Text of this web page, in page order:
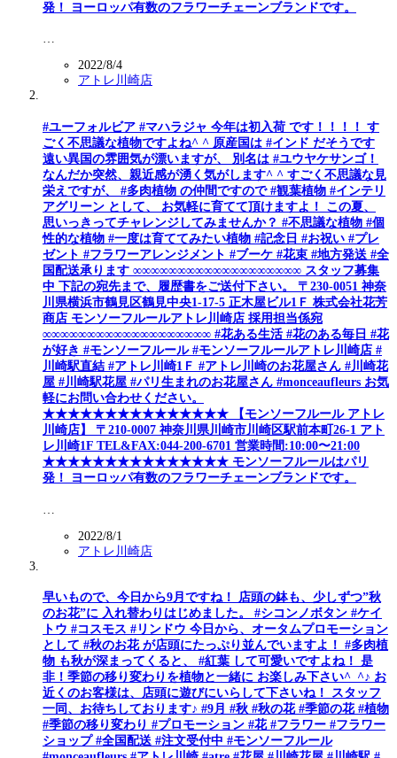
発！ ヨーロッパ有数のフラワーチェーンブランドです。
…
2022/8/4
アトレ川崎店
#ユーフォルビア #マハラジャ 今年は初入荷 です！！！！ す
ごく不思議な植物ですよね^ ^ 原産国は #インド だそうです
遠い異国の雰囲気が漂いますが、 別名は #ユウヤケサンゴ！
なんだか突然、親近感が湧く気がします^ ^ すごく不思議な見
栄えですが、 #多肉植物 の仲間ですので #観葉植物 #インテリ
アグリーン として、 お気軽に育てて頂けますよ！ この夏、
思いっきってチャレンジしてみませんか？ #不思議な植物 #個
性的な植物 #一度は育ててみたい植物 #記念日 #お祝い #プレ
ゼント #フラワーアレンジメント #ブーケ #花束 #地方発送 #全
国配送承ります ∞∞∞∞∞∞∞∞∞∞∞∞∞∞∞∞∞∞∞ スタッフ募集
中 下記の宛先まで、履歴書をご送付下さい。 〒230-0051 神奈
川県横浜市鶴見区鶴見中央1-17-5 正木屋ビル1Ｆ 株式会社花芳
商店 モンソーフルールアトレ川崎店 採用担当係宛
∞∞∞∞∞∞∞∞∞∞∞∞∞∞∞∞∞∞∞ #花ある生活 #花のある毎日 #花
が好き #モンソーフルール #モンソーフルールアトレ川崎店 #
川崎駅直結 #アトレ川崎1Ｆ #アトレ川崎のお花屋さん #川崎花
屋 #川崎駅花屋 #パリ生まれのお花屋さん #monceaufleurs お気
軽にお問い合わせください。
★★★★★★★★★★★★★★★ 【モンソーフルール アトレ
川崎店】 〒210-0007 神奈川県川崎市川崎区駅前本町26-1 アト
レ川崎1F TEL&FAX:044-200-6701 営業時間:10:00〜21:00
★★★★★★★★★★★★★★★ モンソーフルールはパリ
発！ ヨーロッパ有数のフラワーチェーンブランドです。
2022/8/1
アトレ川崎店
早いもので、今日から9月ですね！ 店頭の鉢も、少しずつ”秋
のお花”に 入れ替わりはじめました。 #シコンノボタン #ケイ
トウ #コスモス #リンドウ 今日から、オータムプロモーション
として #秋のお花 が店頭にたっぷり並んでいますよ！ #多肉植
物 も秋が深まってくると、 #紅葉 して可愛いですよね！ 是
非！季節の移り変わりを植物と一緒に お楽しみ下さい^_^♪ お
近くのお客様は、店頭に遊びにいらして下さいね！ スタッフ
一同、お待ちしております♪ #9月 #秋 #秋の花 #季節の花 #植物
#季節の移り変わり #プロモーション #花 #フラワー #フラワー
ショップ #全国配送 #注文受付中 #モンソーフルール